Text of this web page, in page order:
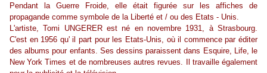
Pendant la Guerre Froide, elle était figurée sur les affiches de
propagande comme symbole de la Liberté et / ou des Etats - Unis.
L'artiste, Tomi UNGERER est né en novembre 1931, à Strasbourg.
C'est en 1956 qu' il part pour les Etats-Unis, où il commence par éditer
des albums pour enfants. Ses dessins paraissent dans Esquire, Life, le
New York Times et de nombreuses autres revues. Il travaille également